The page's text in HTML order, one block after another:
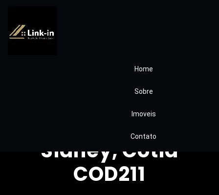
Home
Sobre
Imoveis
Contato
Apartamento 2
Andar Mobiliado –
Condomínio
Sidney, Cotia
COD211